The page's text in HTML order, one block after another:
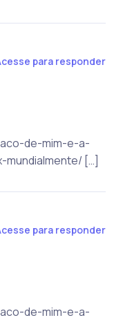
para responder
de-mim-e-a-
[…]
para responder
de-mim-e-a-